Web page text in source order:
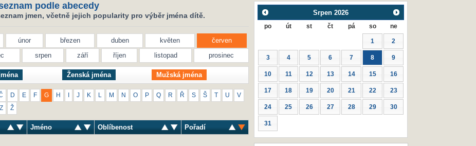
podle abecedy
jmen, včetně jejich popularity pro výběr jména dítě.
únor březen duben květen
červen
srpen září říjen listopad prosinec
Ženská jména Mužská jména
D E F G H J K M N O P Q R Ř S Š T U V
Z Ž
Jméno Oblíbenost Pořadí
Srpen 2026
po út st čt pá so ne
1 2
3 4 5 6 7 8 9
10 11 12 13 14 15 16
17 18 19 20 21 22 23
24 25 26 27 28 29 30
31